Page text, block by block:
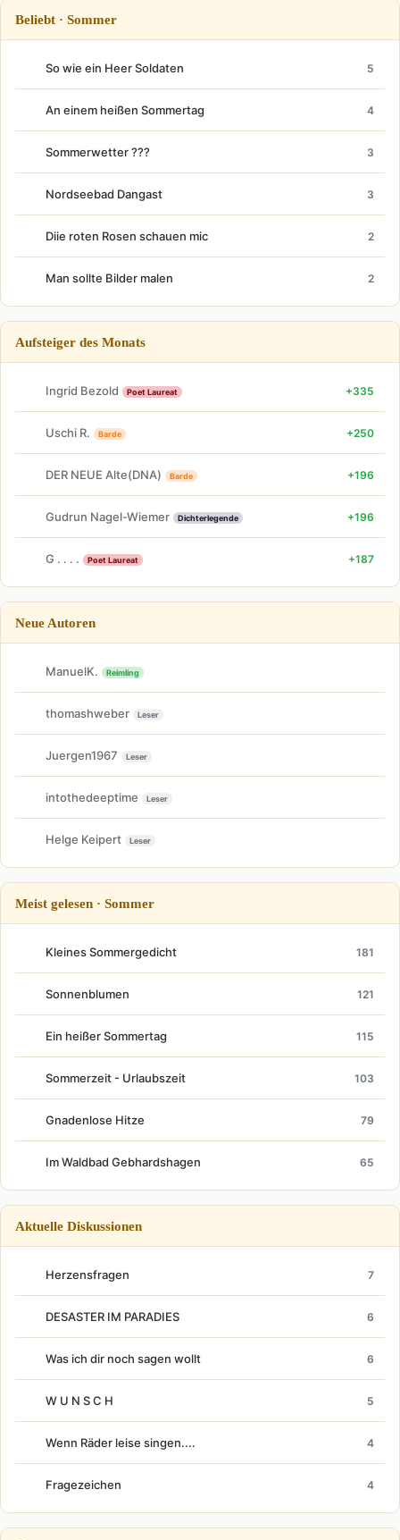
Beliebt · Sommer
So wie ein Heer Soldaten 5
An einem heißen Sommertag 4
Sommerwetter ??? 3
Nordseebad Dangast 3
Diie roten Rosen schauen mic 2
Man sollte Bilder malen 2
Aufsteiger des Monats
Ingrid Bezold Poet Laureat +335
Uschi R. Barde +250
DER NEUE Alte(DNA) Barde +196
Gudrun Nagel-Wiemer Dichterlegende +196
G . . . . Poet Laureat +187
Neue Autoren
ManuelK. Reimling
thomashweber Leser
Juergen1967 Leser
intothedeeptime Leser
Helge Keipert Leser
Meist gelesen · Sommer
Kleines Sommergedicht 181
Sonnenblumen 121
Ein heißer Sommertag 115
Sommerzeit - Urlaubszeit 103
Gnadenlose Hitze 79
Im Waldbad Gebhardshagen 65
Aktuelle Diskussionen
Herzensfragen 7
DESASTER IM PARADIES 6
Was ich dir noch sagen wollt 6
W U N S C H 5
Wenn Räder leise singen.... 4
Fragezeichen 4